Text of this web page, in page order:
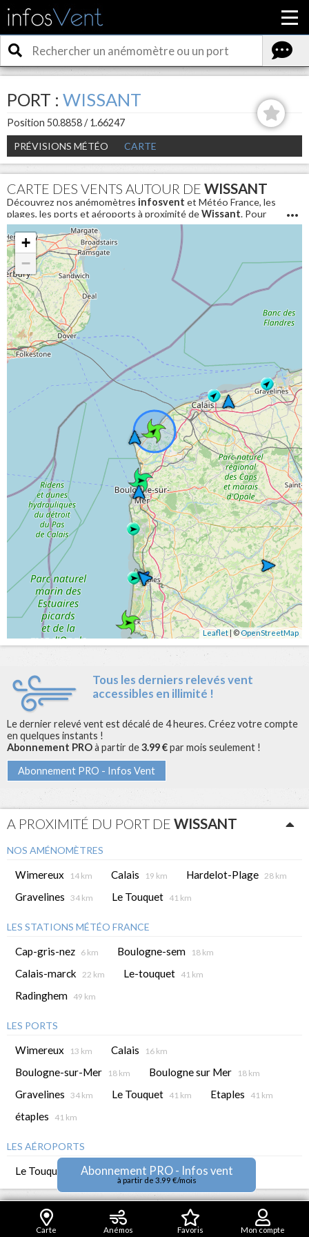
PORT : WISSANT
Position 50.8858 / 1.66247
PRÉVISIONS MÉTÉO
CARTE
CARTE DES VENTS AUTOUR DE WISSANT
Découvrez nos anémomètres infosvent et Météo France, les
plages, les ports et aéroports à proximité deWissant. Pour
connaitre les conditions météo en direct et avoir la vitesse du
vent aujourd'hui autour de
+
−
Leaflet| ©OpenStreetMap
Tous les derniers relevés vent
accessibles en illimité !
Le dernier relevé vent est décalé de 4 heures. Créez votre compte
en quelques instants !
Abonnement PROà partir de3.99 €par mois seulement !
Abonnement PRO - Infos Vent
A PROXIMITÉ DU PORT DE WISSANT
NOS AMÉNOMÈTRES
Wimereux 14 km Calais 19 km Hardelot-Plage 28 km
Gravelines 34 km Le Touquet 41 km
LES STATIONS MÉTÉO FRANCE
Cap-gris-nez 6 km Boulogne-sem 18 km
Calais-marck 22 km Le-touquet 41 km
Radinghem 49 km
LES PORTS
Wimereux 13 km Calais 16 km
Boulogne-sur-Mer 18 km Boulogne sur Mer 18 km
Gravelines 34 km Le Touquet 41 km Etaples 41 km
étaples 41 km
LES AÉROPORTS
Le Touquet 41 km
Carte Anémos Favoris Mon compte
Abonnement PRO - Infos vent
à partir de 3.99 €/mois